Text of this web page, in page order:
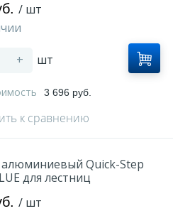
/ шт
+ шт
3 696 руб.
к сравнению
Quick-Step
для лестниц
/ шт